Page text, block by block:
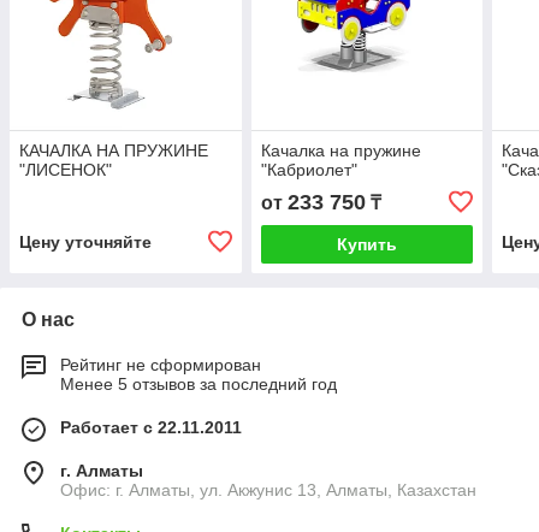
КАЧАЛКА НА ПРУЖИНЕ
"ЛИСЕНОК"
Цену уточняйте
Качалка на пружине
"Кабриолет"
от 233 750₸
Купить
О нас
Рейтинг не сформирован
Менее 5 отзывов за последний год
Работает с 22.11.2011
г. Алматы
Офис: г. Алматы, ул. Акжунис 13, Алматы, Казахстан